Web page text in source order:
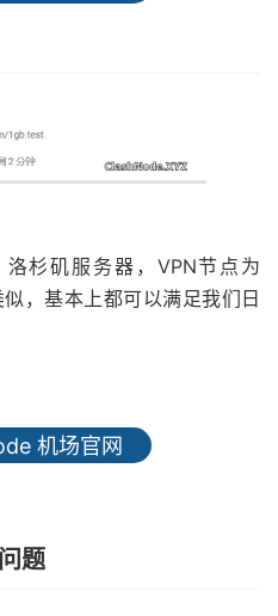
杉矶服务器，VPN节点为
，基本上都可以满足我们日
机场官网
题